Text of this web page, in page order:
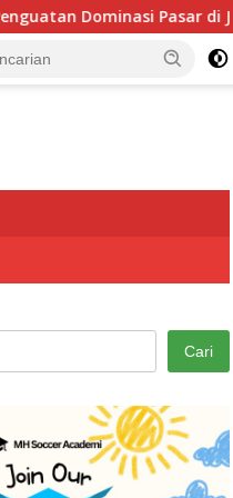
Pasar di Jawa Barat
Cari